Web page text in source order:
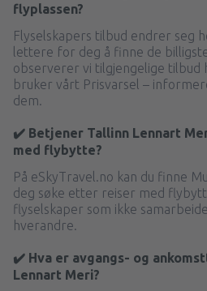
flyplassen?
Flyselskapers tilbud endrer seg
lettere for deg å finne de
observerer vi tilgjengelige tilbud
bruker vårt Prisvarsel –
dem.
✔️ Betjener Tallinn Lennart
med flybytte?
På eSkyTravel.no kan du finne
deg søke etter reiser med
flyselskaper som ikke
hverandre.
✔️ Hva er avgangs- og
Lennart Meri?